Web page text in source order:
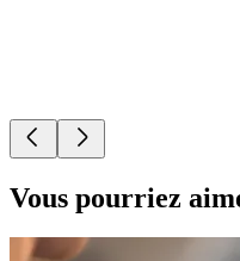
Vous pourriez